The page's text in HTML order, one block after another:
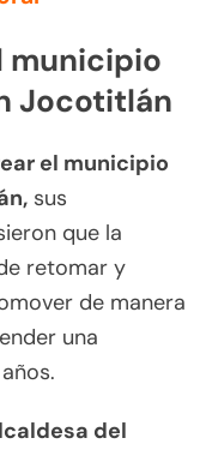
municipio
Jocotitlán
el municipio
sus
que la
retomar y
de manera
una
del